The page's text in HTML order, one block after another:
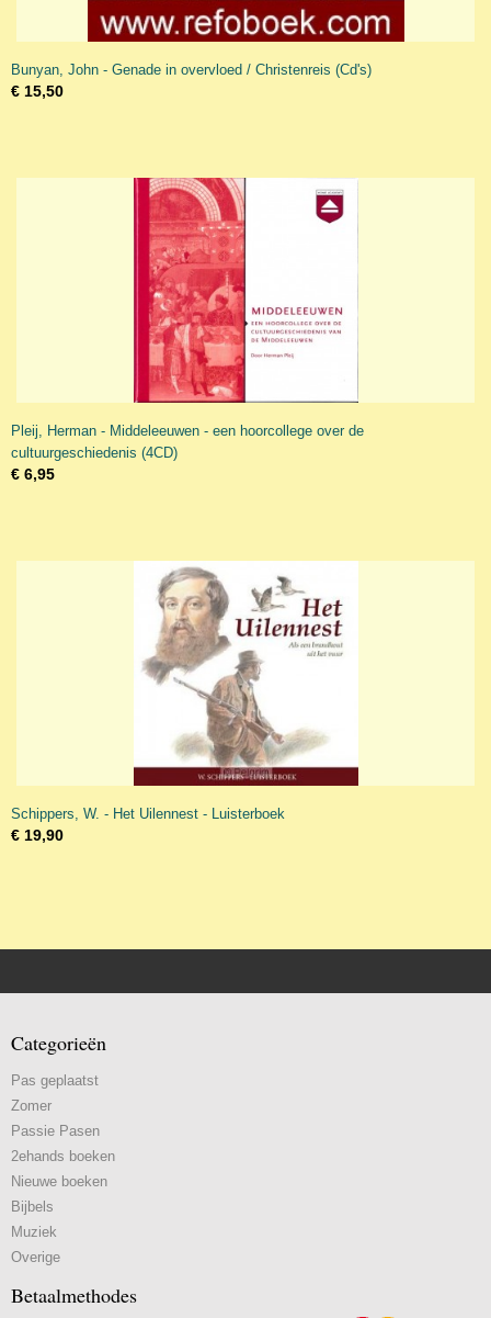
Bunyan, John - Genade in overvloed / Christenreis (Cd's)
€ 15,50
Pleij, Herman - Middeleeuwen - een hoorcollege over de
cultuurgeschiedenis (4CD)
€ 6,95
Schippers, W. - Het Uilennest - Luisterboek
€ 19,90
Categorieën
Pas geplaatst
Zomer
Passie Pasen
2ehands boeken
Nieuwe boeken
Bijbels
Muziek
Overige
Betaalmethodes